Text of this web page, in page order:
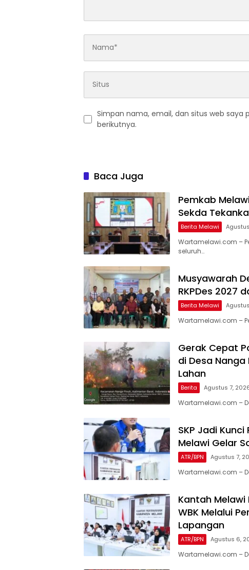
Simpan nama, email, dan situs web
berikutnya.
Baca Juga
Pemkab
Sekda
Berita Melawi
Wartamelawi.com –
seluruh…
Musyawarah
RKPDes 2027
Berita Melawi
Wartamelawi.com –
Gerak Cepat
di Desa
Lahan
Berita Agustus 7,
Wartamelawi.com –
SKP Jadi
Melawi Gelar
ATR/BPN Agustus 7,
Wartamelawi.com –
Kantah
WBK Melalui
Lapangan
ATR/BPN Agustus 6,
Wartamelawi.com –